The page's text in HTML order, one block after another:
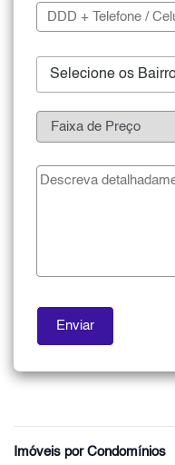
Selecione os
Imóveis por Condomínios